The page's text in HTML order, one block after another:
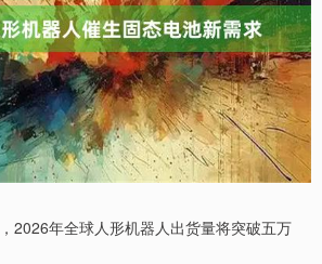
2026年全球人形机器人出货量将突破五万